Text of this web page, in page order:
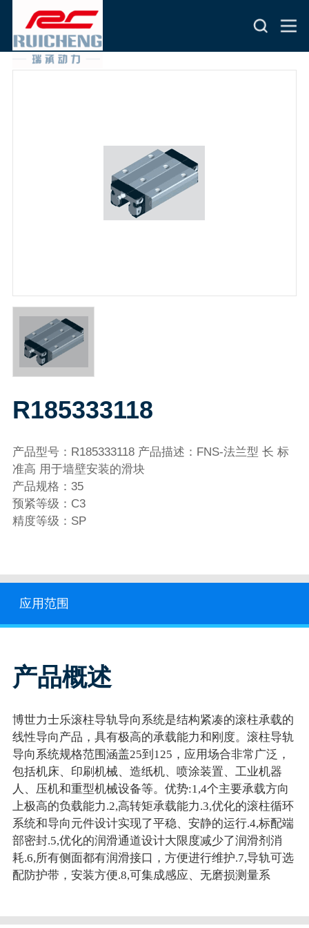
R185333118
产品型号：R185333118 产品描述：FNS-法兰型 长 标
准高 用于墙壁安装的滑块
产品规格：35
预紧等级：C3
精度等级：SP
应用范围
产品概述
博世力士乐滚柱导轨导向系统是结构紧凑的滚柱承载的
线性导向产品，具有极高的承载能力和刚度。滚柱导轨
导向系统规格范围涵盖25到125，应用场合非常广泛，
包括机床、印刷机械、造纸机、喷涂装置、工业机器
人、压机和重型机械设备等。优势:1,4个主要承载方向
上极高的负载能力.2,高转矩承载能力.3,优化的滚柱循环
系统和导向元件设计实现了平稳、安静的运行.4,标配端
部密封.5,优化的润滑通道设计大限度减少了润滑剂消
耗.6,所有侧面都有润滑接口，方便进行维护.7,导轨可选
配防护带，安装方便.8,可集成感应、无磨损测量系